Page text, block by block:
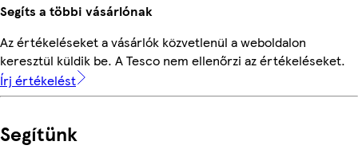
Segíts a többi vásárlónak
Az értékeléseket a vásárlók közvetlenül a weboldalon
keresztül küldik be. A Tesco nem ellenőrzi az értékeléseket.
Írj értékelést
Segítünk